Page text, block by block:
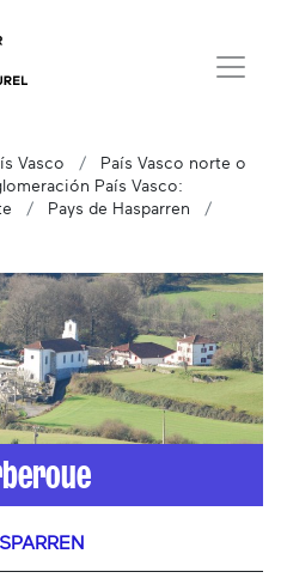
Vasco
País Vasco norte o
País Vasco:
Pays de Hasparren